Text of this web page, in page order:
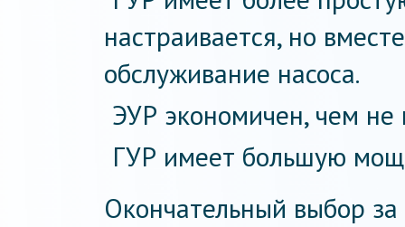
настраивается, но
обслуживание насоса.
ЭУР экономичен, чем
ГУР имеет большую
Окончательный выбор